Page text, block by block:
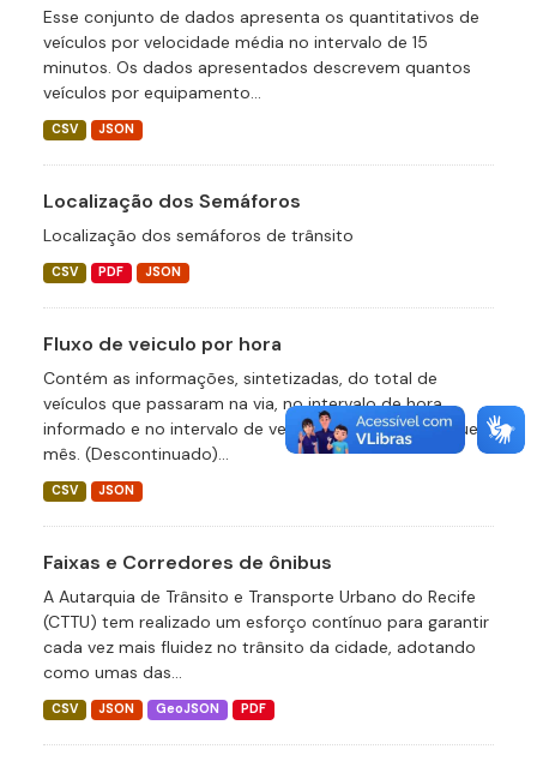
Esse conjunto de dados apresenta os quantitativos de
veículos por velocidade média no intervalo de 15
minutos. Os dados apresentados descrevem quantos
veículos por equipamento...
CSV JSON
Localização dos Semáforos
Localização dos semáforos de trânsito
CSV PDF JSON
Fluxo de veiculo por hora
Contém as informações, sintetizadas, do total de
veículos que passaram na via, no intervalo de hora
informado e no intervalo de velocidade definido naquele
mês. (Descontinuado)...
CSV JSON
Faixas e Corredores de ônibus
A Autarquia de Trânsito e Transporte Urbano do Recife
(CTTU) tem realizado um esforço contínuo para garantir
cada vez mais fluidez no trânsito da cidade, adotando
como umas das...
CSV JSON GeoJSON PDF